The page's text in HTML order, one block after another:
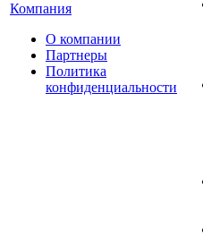
Компания
О компании
Партнеры
Политика
конфиденциальности